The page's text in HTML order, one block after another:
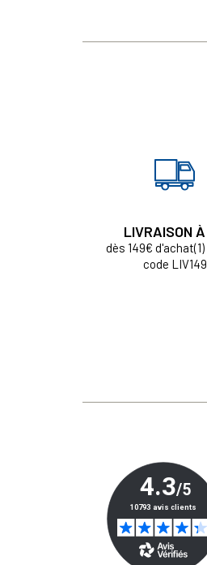
LIVRAISON
dès 149€
code LIV149